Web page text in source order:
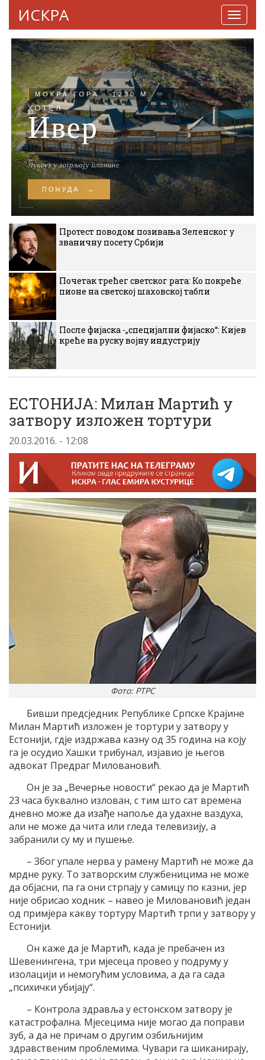
ИСКРА
Протест поводом позивања Зеленског у
званичну посету Србији
Почетак трећег светског рата: Ко покреће
пионе на светској шаховској табли
После фијаска -„специјални фијаско“: Кијев
креће на руску војну индустрију
ЕСТОНИЈА: Милан Мартић у
затвору изложен тортури
20.03.2016. - 12:08
Фото: РТРС
Бивши предсједник Републике Српске Крајине
Милан Мартић изложен је тортури у затвору у
Естонији, гдје издржава казну од 35 година на коју
га је осудио Хашки трибунал, изјавио је његов
адвокат Предраг Миловановић.
Он је за „Вечерње новости“ рекао да је Мартић
23 часа буквално излован, с тим што сат времена
дневно може да изађе напоље да удахне ваздуха,
али не може да чита или гледа телевизију, а
забранили су му и пушење.
– Због упале нерва у рамену Мартић не може да
мрдне руку. То затворским службеницима не може
да објасни, па га они стрпају у самицу по казни, јер
није обрисао ходник – навео је Миловановић један
од примјера какву тортуру Мартић трпи у затвору у
Естонији.
Он каже да је Мартић, када је пребачен из
Шевенингена, три мјесеца провео у подруму у
изолацији и немогућим условима, а да га сада
„психички убијају“.
– Контрола здравља у естонском затвору је
катастрофална. Мјесецима није могао да поправи
зуб, а да не причам о другим озбиљнијим
здравственим проблемима. Чувари га шиканирају,